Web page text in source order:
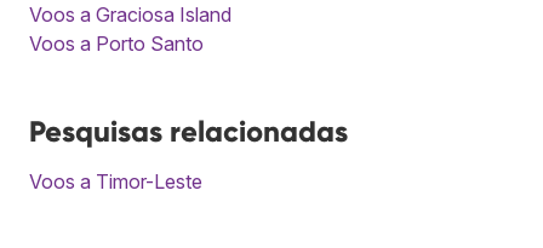
Voos a Graciosa Island
Voos a Porto Santo
Pesquisas relacionadas
Voos a Timor-Leste